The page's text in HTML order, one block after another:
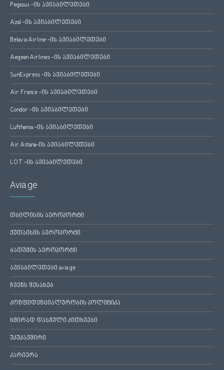
Pegasus -ის ავიაბილეთები
Azal -ის ავიაბილეთები
Belavia Airline -ის ავიაბილეთები
Aegean Airlines -ის ავიაბილეთები
SunExpress -ის ავიაბილეთები
Air France -ის ავიაბილეთები
Condor -ის ავიაბილეთები
Lufthansa -ის ავიაბილეთები
Air Astana-ის ავიაბილეთები
LOT -ის ავიაბილეთები
Avia.ge
თბილისის აეროპორტი
ქუთაისის აეროპორტი
ბათუმის აეროპორტი
ავიაბილეთები avia.ge
ჩვენს შესახებ
კონფიდენციალურობის პოლიტიკა
ხშირად დასმული კითხვები
უკუკავშირი
კარიერა